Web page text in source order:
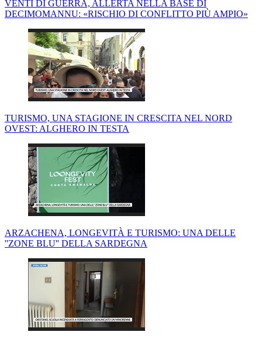
VENTI DI GUERRA, ALLERTA NELLA BASE DI
DECIMOMANNU: «RISCHIO DI CONFLITTO PIÙ AMPIO»
TURISMO, UNA STAGIONE IN CRESCITA NEL NORD
OVEST: ALGHERO IN TESTA
ARZACHENA, LONGEVITÀ E TURISMO: UNA DELLE
''ZONE BLU'' DELLA SARDEGNA